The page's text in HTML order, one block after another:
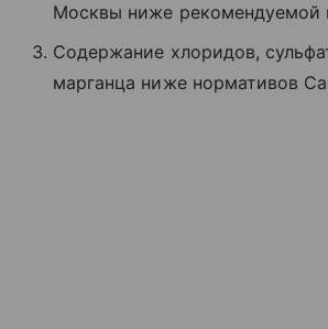
Москвы ниже рекомендуемой
Содержание хлоридов,
марганца ниже нормативов